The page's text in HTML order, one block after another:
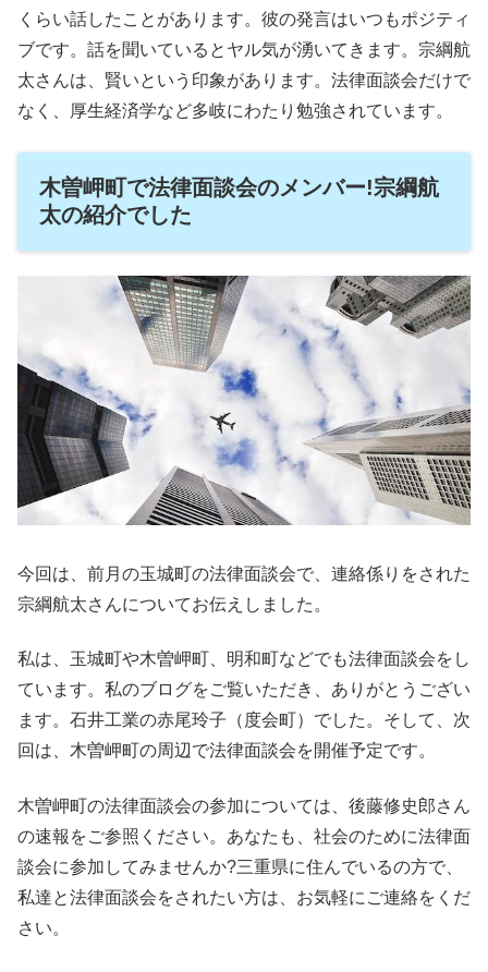
くらい話したことがあります。彼の発言はいつもポジティ
ブです。話を聞いているとヤル気が湧いてきます。宗綱航
太さんは、賢いという印象があります。法律面談会だけで
なく、厚生経済学など多岐にわたり勉強されています。
木曽岬町で法律面談会のメンバー!宗綱航
太の紹介でした
今回は、前月の玉城町の法律面談会で、連絡係りをされた
宗綱航太さんについてお伝えしました。
私は、玉城町や木曽岬町、明和町などでも法律面談会をし
ています。私のブログをご覧いただき、ありがとうござい
ます。石井工業の赤尾玲子（度会町）でした。そして、次
回は、木曽岬町の周辺で法律面談会を開催予定です。
木曽岬町の法律面談会の参加については、後藤修史郎さん
の速報をご参照ください。あなたも、社会のために法律面
談会に参加してみませんか?三重県に住んでいるの方で、
私達と法律面談会をされたい方は、お気軽にご連絡をくだ
さい。